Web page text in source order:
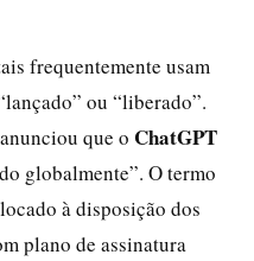
frequentemente usam
ou “liberado”.
que o ChatGPT
globalmente”. O termo
à disposição dos
plano de assinatura